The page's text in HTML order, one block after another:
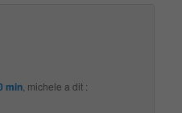
min michele a dit :